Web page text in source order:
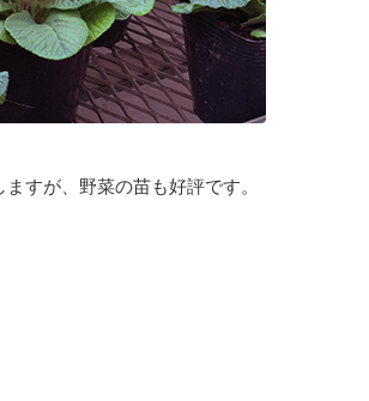
すが、野菜の苗も好評です。